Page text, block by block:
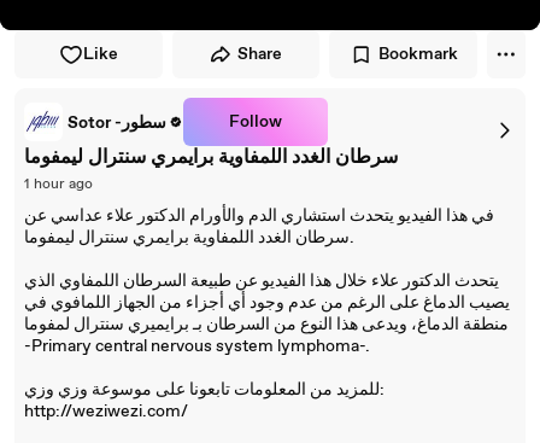
Like Share Bookmark
Sotor -سطور Follow
سرطان الغدد اللمفاوية برايمري سنترال ليمفوما
1 hour ago
في هذا الفيديو يتحدث استشاري الدم والأورام الدكتور علاء عداسي عن
سرطان الغدد اللمفاوية برايمري سنترال ليمفوما.
يتحدث الدكتور علاء خلال هذا الفيديو عن طبيعة السرطان اللمفاوي الذي
يصيب الدماغ على الرغم من عدم وجود أي أجزاء من الجهاز اللمافوي في
منطقة الدماغ، ويدعى هذا النوع من السرطان بـ برايميري سنترال لمفوما
-Primary central nervous system lymphoma-.
للمزيد من المعلومات تابعونا على موسوعة وزي وزي:
http://weziwezi.com/